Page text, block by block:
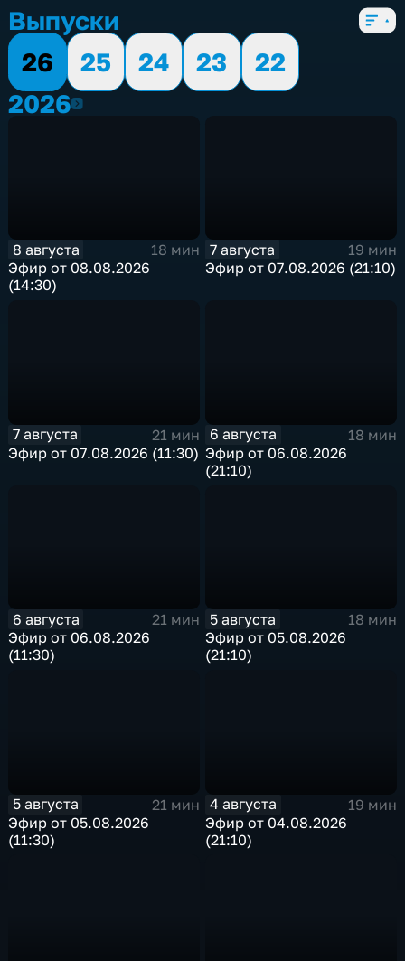
5 сезонов, 2355 выпусков
Выпуски
26
25 24 23
22
20262026
8 августа
18 мин
Эфир от 08.08.2026
(14:30)
7 августа
19 мин
Эфир от 07.08.2026 (21:10)
7 августа
21 мин
Эфир от 07.08.2026 (11:30)
6 августа
18 мин
Эфир от 06.08.2026
(21:10)
6 августа
21 мин
Эфир от 06.08.2026
(11:30)
5 августа
18 мин
Эфир от 05.08.2026
(21:10)
5 августа
21 мин
Эфир от 05.08.2026
(11:30)
4 августа
19 мин
Эфир от 04.08.2026
(21:10)